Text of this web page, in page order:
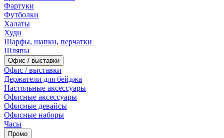
Фартуки
Футболки
Халаты
Худи
Шарфы, шапки, перчатки
Шляпы
Офис / выставки
Офис / выставки
Держатели для бейджа
Настольные аксессуары
Офисные аксессуары
Офисные девайсы
Офисные наборы
Часы
Промо